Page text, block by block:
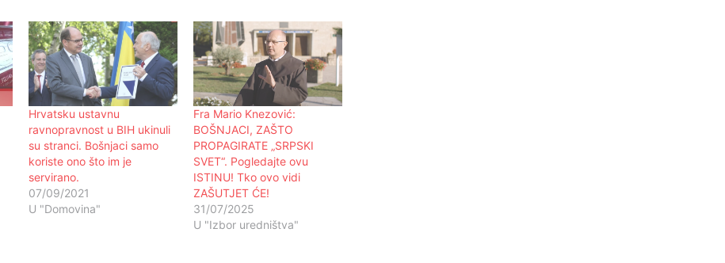
Hrvatsku ustavnu
ravnopravnost u BIH ukinuli
su stranci. Bošnjaci samo
koriste ono što im je
servirano.
07/09/2021
U "Domovina"
Fra Mario Knezović:
BOŠNJACI, ZAŠTO
PROPAGIRATE „SRPSKI
SVET“. Pogledajte ovu
ISTINU! Tko ovo vidi
ZAŠUTJET ĆE!
31/07/2025
U "Izbor uredništva"